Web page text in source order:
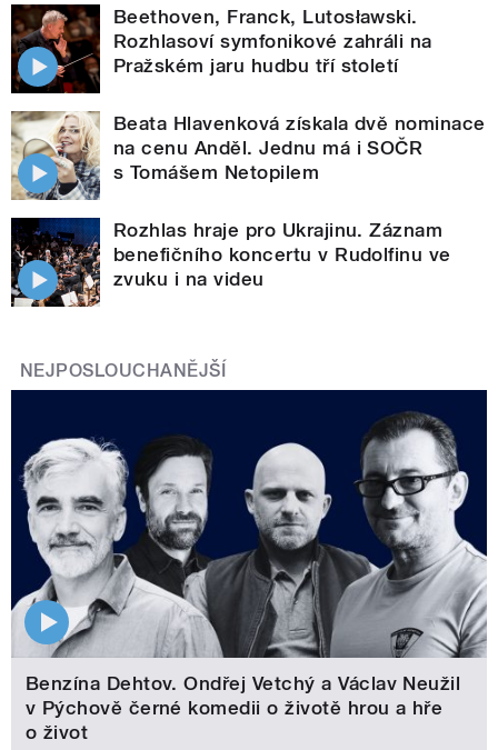
Beethoven, Franck, Lutosławski.
Rozhlasoví symfonikové zahráli na
Pražském jaru hudbu tří století
Beata Hlavenková získala dvě nominace
na cenu Anděl. Jednu má i SOČR
s Tomášem Netopilem
Rozhlas hraje pro Ukrajinu. Záznam
benefičního koncertu v Rudolfinu ve
zvuku i na videu
NEJPOSLOUCHANĚJŠÍ
Benzína Dehtov. Ondřej Vetchý a Václav Neužil
v Pýchově černé komedii o životě hrou a hře
o život